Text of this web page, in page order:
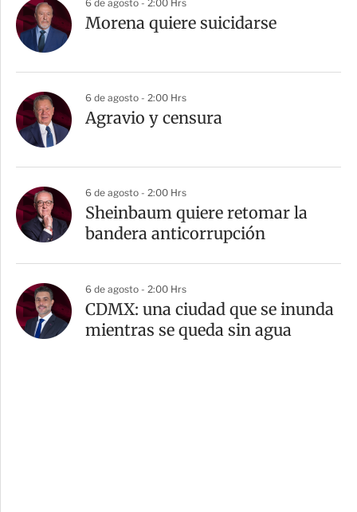
6 de agosto - 2:00 Hrs
Morena quiere suicidarse
6 de agosto - 2:00 Hrs
Agravio y censura
6 de agosto - 2:00 Hrs
Sheinbaum quiere retomar la
bandera anticorrupción
6 de agosto - 2:00 Hrs
CDMX: una ciudad que se inunda
mientras se queda sin agua